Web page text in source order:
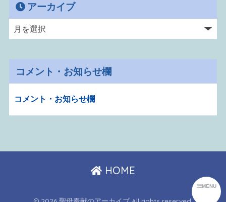
アーカイブ
コメント・お知らせ欄
コメント・お知らせ欄
HOME
MENU